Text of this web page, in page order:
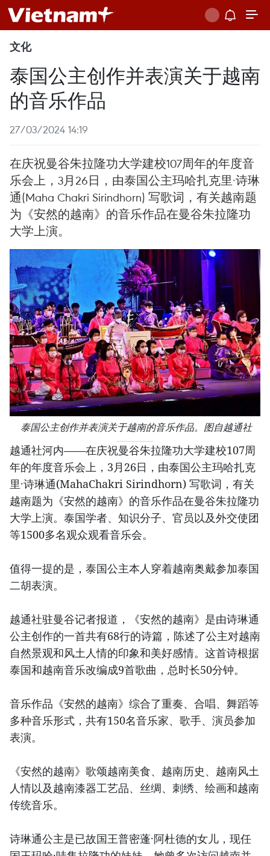
文化
泰国公主创作并表演关于越南
的音乐作品
27/03/2024 14:19
在庆祝曼谷朱拉隆功大学建校107周年的年度音
乐会上，3月26日，由泰国公主玛哈扎克里·诗琳
通(Maha Chakri Sirindhorn) 写歌词，有关越南题
为《安然的越南》的音乐作品在曼谷朱拉隆功
大学上演。
泰国公主创作并表演关于越南的音乐作品。图自越通社
越通社河内——在庆祝曼谷朱拉隆功大学建校107周
年的年度音乐会上，3月26日，由泰国公主玛哈扎克
里·诗琳通(MahaChakri Sirindhorn) 写歌词，有关
越南题为《安然的越南》的音乐作品在曼谷朱拉隆功
大学上演。泰国学者、知识分子、官员以及外交使团
等1500多名观众观看音乐会。
值得一提的是，泰国公主本人穿着越南奥戴参加泰国
二胡表演。
越通社驻曼谷记者报道，《安然的越南》是由诗琳通
公主创作的一首共有68行的诗篇，陈述了公主对越南
自然景观和风土人情的印象和美好感情。这首诗根据
泰国和越南音乐改编成9首歌曲，总时长50分钟。
音乐作品《安然的越南》综合了重奏、合唱、舞蹈等
多种音乐形式，共有150名音乐家、歌手、演员参加
表演。
《安然的越南》歌颂越南美食、越南历史、越南风土
人情以及越南漆器工艺品、丝绸、刺绣、绘画和越南
传统音乐。
诗琳通公主是已故国王普密蓬·阿杜德的女儿，现任